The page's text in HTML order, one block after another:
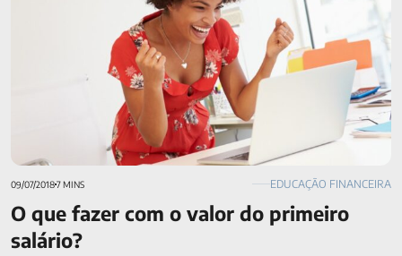
09/07/20187 MINS EDUCAÇÃO FINANCEIRA
O que fazer com o valor do primeiro
salário?